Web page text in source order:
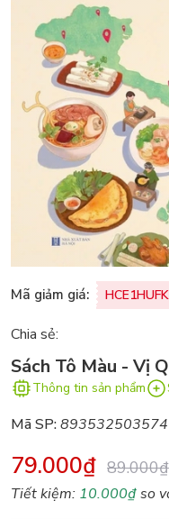
Mã giảm giá:
Chia sẻ:
Sách Tô Màu - Vị
Thông tin sản phẩm
Mã SP:
79.000₫ 89.000₫
Tiết kiệm: 10.000₫so